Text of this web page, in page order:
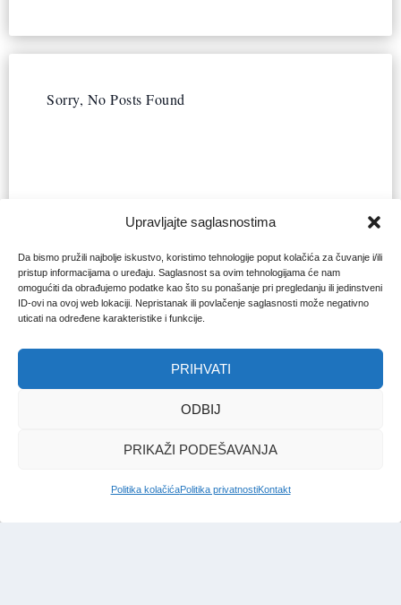
Upravljajte saglasnostima
Da bismo pružili najbolje iskustvo, koristimo tehnologije poput kolačića za čuvanje i/ili
pristup informacijama o uređaju. Saglasnost sa ovim tehnologijama će nam
omogućiti da obrađujemo podatke kao što su ponašanje pri pregledanju ili jedinstveni
ID-ovi na ovoj web lokaciji. Nepristanak ili povlačenje saglasnosti može negativno
uticati na određene karakteristike i funkcije.
PRIHVATI
ODBIJ
PRIKAŽI PODEŠAVANJA
Politika kolačićaPolitika privatnostiKontakt
Sorry, No Posts Found